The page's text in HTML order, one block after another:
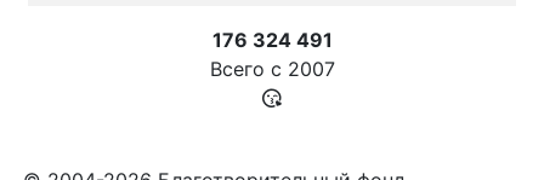
176 324 491
Всего с 2007